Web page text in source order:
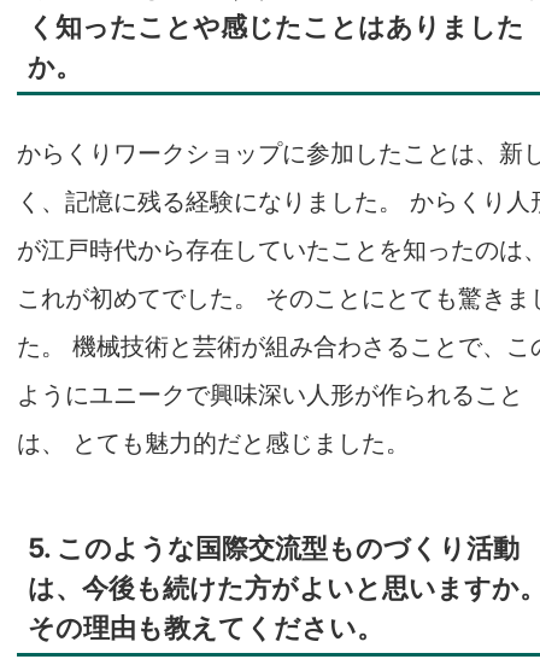
く知ったことや感じたことはありました
か。
からくりワークショップに参加したことは、新
く、記憶に残る経験になりました。 からくり人
が江戸時代から存在していたことを知ったのは
これが初めてでした。 そのことにとても驚きま
た。 機械技術と芸術が組み合わさることで、こ
ようにユニークで興味深い人形が作られること
は、 とても魅力的だと感じました。
5. このような国際交流型ものづくり活動
は、今後も続けた方がよいと思いますか
その理由も教えてください。